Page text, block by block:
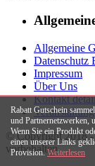
Allgemeine
Datenschutz
Impressum
Über Uns
Kontakt
© Copyright 2018 -
vorbehalten.
Rabatt Gutschein
und Partnernetzwerken,
Wenn Sie ein Produkt
einen unserer Links
Provision.Weiterlesen